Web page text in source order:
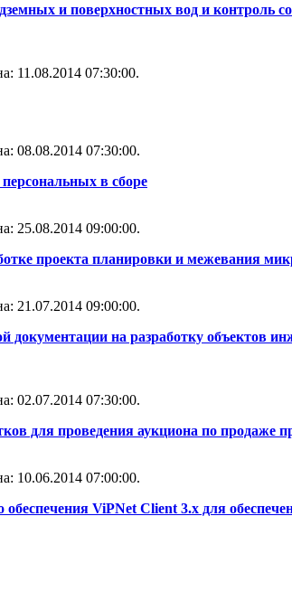
и поверхностных вод и контроль
11.08.2014 07:30:00.
08.08.2014 07:30:00.
в сборе
25.08.2014 09:00:00.
проекта планировки и межевания
21.07.2014 09:00:00.
документации на разработку объектов
02.07.2014 07:30:00.
для проведения аукциона по продаже
10.06.2014 07:00:00.
ViPNet Client 3.x для